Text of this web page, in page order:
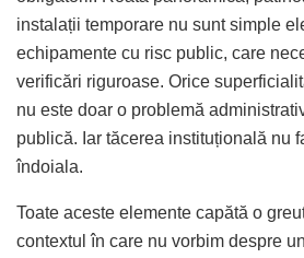
instalații temporare nu sunt simple
echipamente cu risc public, care
verificări riguroase. Orice
nu este doar o problemă
publică. Iar tăcerea instituțională nu
îndoiala.
Toate aceste elemente capătă o
contextul în care nu vorbim despre